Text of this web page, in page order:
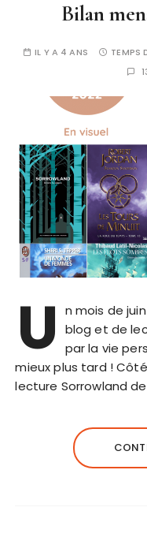
Bilan
IL Y A 4 ANS TEMPS
U
n mois de
blog et de
par la vie
mieux plus tard !
lecture Sorrowland